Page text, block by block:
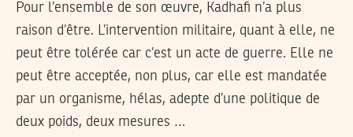
Pour l’ensemble de son œuvre, Kadhafi n’a plus
raison d’être. L’intervention militaire, quant à elle, ne
peut être tolérée car c’est un acte de guerre. Elle ne
peut être acceptée, non plus, car elle est mandatée
par un organisme, hélas, adepte d’une politique de
deux poids, deux mesures …